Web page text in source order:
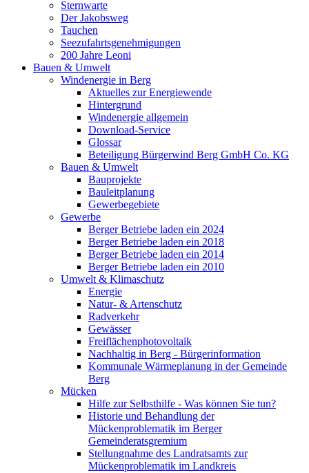
Sternwarte
Der Jakobsweg
Tauchen
Seezufahrtsgenehmigungen
200 Jahre Leoni
Bauen & Umwelt
Windenergie in Berg
Aktuelles zur Energiewende
Hintergrund
Windenergie allgemein
Download-Service
Glossar
Beteiligung Bürgerwind Berg GmbH Co. KG
Bauen & Umwelt
Bauprojekte
Bauleitplanung
Gewerbegebiete
Gewerbe
Berger Betriebe laden ein 2024
Berger Betriebe laden ein 2018
Berger Betriebe laden ein 2014
Berger Betriebe laden ein 2010
Umwelt & Klimaschutz
Energie
Natur- & Artenschutz
Radverkehr
Gewässer
Freiflächenphotovoltaik
Nachhaltig in Berg - Bürgerinformation
Kommunale Wärmeplanung in der Gemeinde
Berg
Mücken
Hilfe zur Selbsthilfe - Was können Sie tun?
Historie und Behandlung der
Mückenproblematik im Berger
Gemeinderatsgremium
Stellungnahme des Landratsamts zur
Mückenproblematik im Landkreis